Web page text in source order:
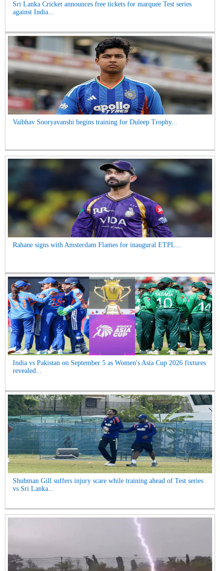
Sri Lanka Cricket announces free tickets for marquee Test series
against India...
Vaibhav Sooryavanshi begins training for Duleep Trophy...
Rahane signs with Amsterdam Flames for inaugural ETPL...
India vs Pakistan on September 5 as Women's Asia Cup 2026 fixtures
revealed...
Shubman Gill suffers injury scare while training ahead of Test series
vs Sri Lanka...